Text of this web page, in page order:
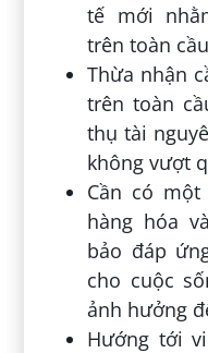
tế mới
trên toàn
Thừa nhận
trên toàn
thụ tài
không vượt
Cần có
hàng hóa
bảo đáp
cho cuộc
ảnh hưởng
Hướng tới